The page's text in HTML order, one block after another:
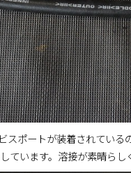
スポートが装着されてい
ています。溶接が素晴らし